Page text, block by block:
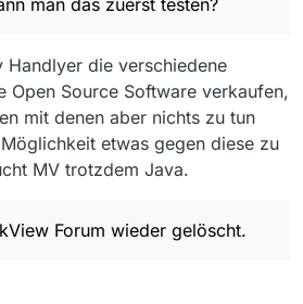
man das zuerst testen?
Handlyer die verschiedene
Open Source Software verkaufen,
mit denen aber nichts zu tun
etwas gegen diese zu
MV trotzdem Java.
Forum wieder gelöscht.